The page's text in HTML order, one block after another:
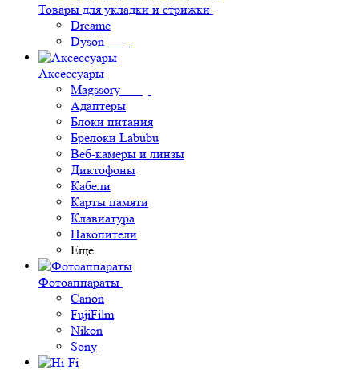
Товары для укладки и стрижки
Dreame
Dyson
Аксессуары
Magssory
Адаптеры
Блоки питания
Брелоки Labubu
Веб-камеры и линзы
Диктофоны
Кабели
Карты памяти
Клавиатура
Накопители
Еще
Фотоаппараты
Canon
FujiFilm
Nikon
Sony